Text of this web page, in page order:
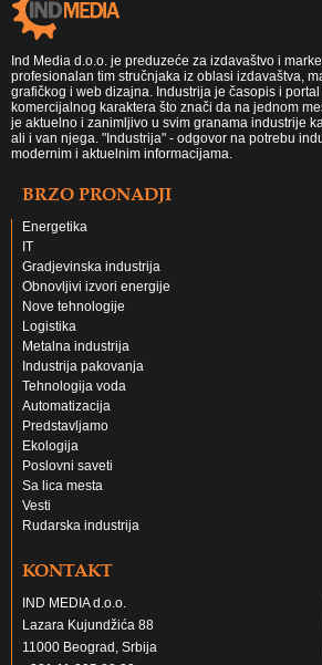
Ind Media d.o.o. je preduzeće za izdavaštvo i
profesionalan tim stručnjaka iz oblasi izdavaštva,
grafičkog i web dizajna. Industrija je časopis i
komercijalnog karaktera što znači da na jednom
je aktuelno i zanimljivo u svim granama industrije
ali i van njega. "Industrija" - odgovor na potrebu
modernim i aktuelnim informacijama.
BRZO PRONADJI
Energetika
IT
Gradjevinska industrija
Obnovljivi izvori energije
Nove tehnologije
Logistika
Metalna industrija
Industrija pakovanja
Tehnologija voda
Automatizacija
Predstavljamo
Ekologija
Poslovni saveti
Sa lica mesta
Vesti
Rudarska industrija
KONTAKT
IND MEDIA d.o.o.
Lazara Kujundžića 88
11000 Beograd, Srbija